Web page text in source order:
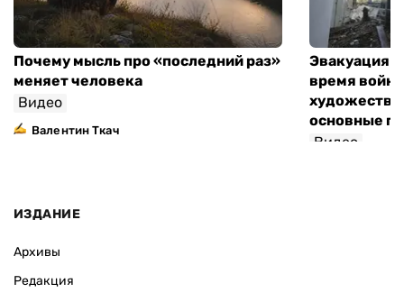
Почему мысль про «последний раз»
меняет человека
Видео
Валентин Ткач
Эвакуация
время
основные
Видео
ИЗДАНИЕ
Архивы
Редакция